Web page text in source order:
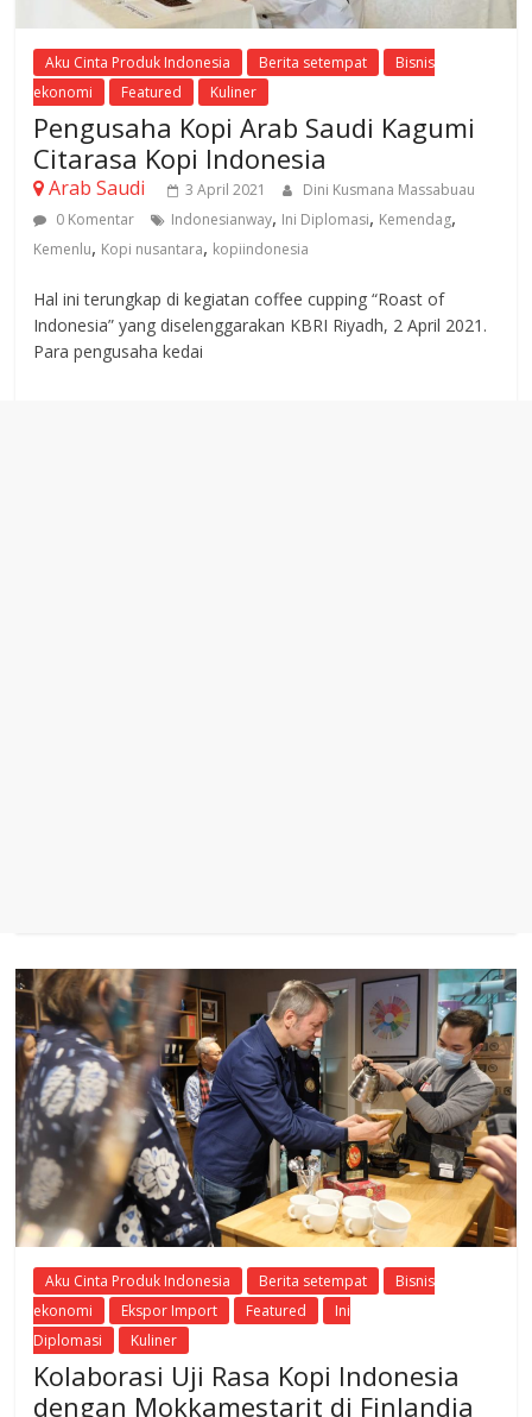
Aku Cinta Produk Indonesia Berita setempat
Bisnis
ekonomi
Featured Kuliner
Pengusaha Kopi Arab Saudi Kagumi
Citarasa Kopi Indonesia
Arab Saudi 3 April 2021
Dini Kusmana Massabuau
0 Komentar
Indonesianway, Ini Diplomasi, Kemendag,
Kemenlu, Kopi nusantara, kopiindonesia
Hal ini terungkap di kegiatan coffee cupping “Roast of
Indonesia” yang diselenggarakan KBRI Riyadh, 2 April 2021.
Para pengusaha kedai
Aku Cinta Produk Indonesia Berita setempat
Bisnis
ekonomi
Ekspor Import Featured
Ini
Diplomasi
Kuliner
Kolaborasi Uji Rasa Kopi Indonesia
dengan Mokkamestarit di Finlandia